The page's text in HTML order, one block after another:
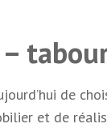
–
de
et de